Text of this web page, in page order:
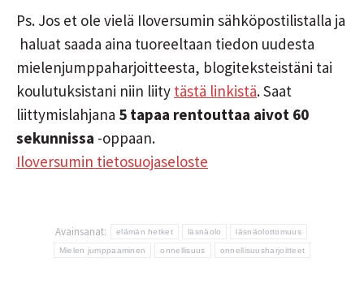
Ps. Jos et ole vielä Iloversumin sähköpostilistalla ja
haluat saada aina tuoreeltaan tiedon uudesta
mielenjumppaharjoitteesta, blogiteksteistäni tai
koulutuksistani niin liity tästä linkistä. Saat
liittymislahjana 5 tapaa rentouttaa aivot 60
sekunnissa -oppaan.
Iloversumin tietosuojaseloste
Avainsanat: elämän hetket läsnäolo läsnäolottomuus
Mielen jumppaaminen onnellisuus onnellisuusharjoitteet